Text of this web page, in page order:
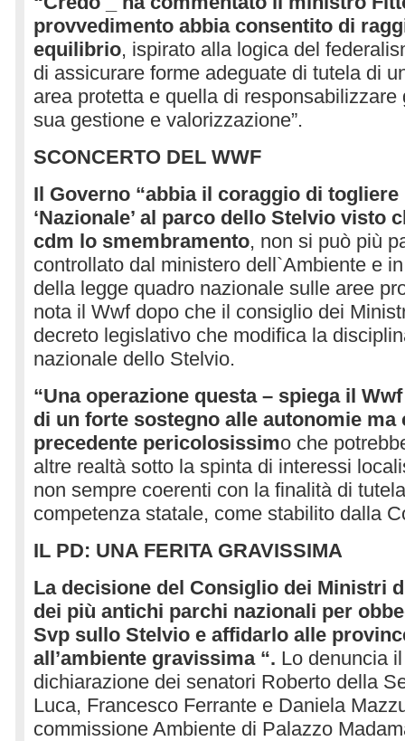
provvedimento abbia consentito di
equilibrio, ispirato alla logica del
di assicurare forme adeguate di tutela di
area protetta e quella di
sua gestione e valorizzazione”.
SCONCERTO DEL WWF
Il Governo “abbia il coraggio di
‘Nazionale’ al parco dello Stelvio visto
cdm lo smembramento, non si può più
controllato dal ministero dell`Ambiente e
della legge quadro nazionale sulle aree
nota il Wwf dopo che il consiglio dei
decreto legislativo che modifica la
nazionale dello Stelvio.
“Una operazione questa – spiega il
di un forte sostegno alle autonomie
precedente pericolosissimo che
altre realtà sotto la spinta di interessi
non sempre coerenti con la finalità di
competenza statale, come stabilito dalla
IL PD: UNA FERITA GRAVISSIMA
La decisione del Consiglio dei Ministri
dei più antichi parchi nazionali per
Svp sullo Stelvio e affidarlo alle
all’ambiente gravissima “. Lo denuncia
dichiarazione dei senatori Roberto della
Luca, Francesco Ferrante e Daniela
commissione Ambiente di Palazzo